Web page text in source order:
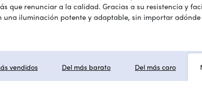
que renunciar a la calidad. Gracias a su resistencia y
iluminación potente y adaptable, sin importar
vendidos Del más barato Del más caro